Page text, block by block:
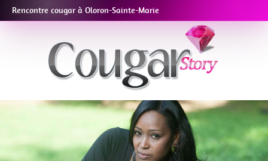
Rencontre cougar à Oloron-Sainte-Marie